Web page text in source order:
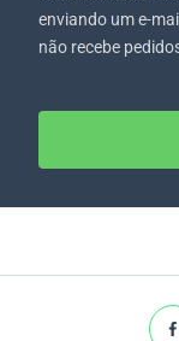
enviando um e-
não recebe